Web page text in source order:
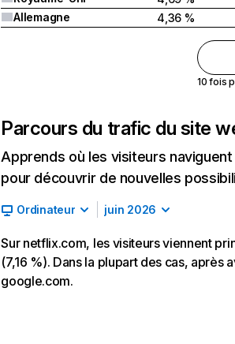
Allemagne
4,36 %
10 fois
Parcours du trafic du site
Apprends où les visiteurs
pour découvrir de nouvelles
Ordinateur juin 2026
Sur netflix.com, les visiteurs viennent
(7,16 %). Dans la plupart des cas,
google.com.